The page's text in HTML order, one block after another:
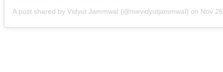
A post shared by Vidyut Jammwal (@mevidyutjammwal) on Nov 26,